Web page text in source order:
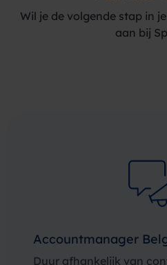
Wil je de volgende stap in
aan bij
Accountmanager
Duur afhankelijk van